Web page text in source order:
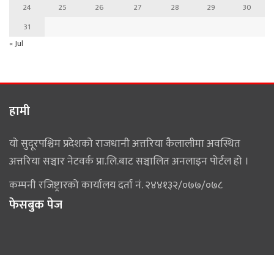
24
25 26 27 28 29
30
31
« Jul
हामी
यो सुदूरपश्चिम प्रदेशको राजधानी अत्तरिया कैलालीमा अवस्थित
अत्तरिया सञ्चार नेटवर्क प्रा.लि.बाट सञ्चालित अनलाइन पोर्टल हो ।
कम्पनी रजिष्ट्रारको कार्यालय दर्ता नं. २४४१३२/०७७/०७८
फेसबुक पेज